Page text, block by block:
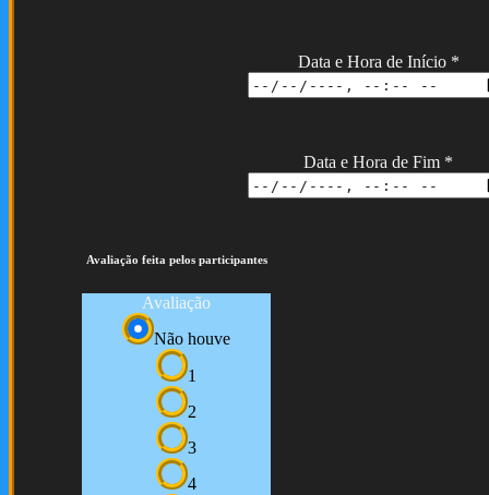
Data e Hora de Início *
Data e Hora de Fim *
Avaliação feita pelos participantes
Avaliação
Não houve
1
2
3
4